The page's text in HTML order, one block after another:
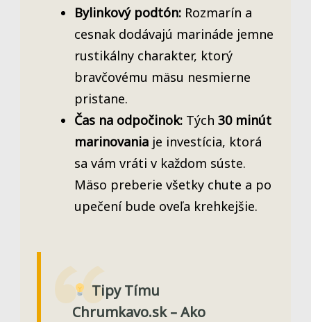
Bylinkový podtón: Rozmarín a
cesnak dodávajú marináde jemne
rustikálny charakter, ktorý
bravčovému mäsu nesmierne
pristane.
Čas na odpočinok: Tých 30 minút
marinovania je investícia, ktorá
sa vám vráti v každom súste.
Mäso preberie všetky chute a po
upečení bude oveľa krehkejšie.
Tipy Tímu
Chrumkavo.sk – Ako